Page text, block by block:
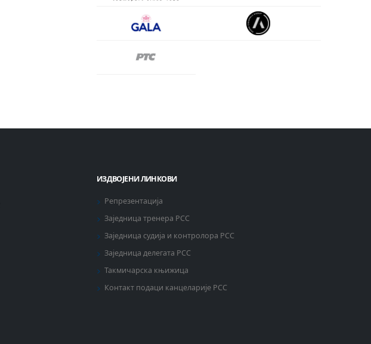
ИЗДВОЈЕНИ ЛИНКОВИ
Репрезентација
Заједница тренера РСС
Заједница судија и контролора РСС
Заједница делегата РСС
Такмичарска књижица
Контакт подаци канцеларије РСС